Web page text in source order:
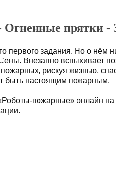
прятки -
первого задания. Но о нём
Внезапно вспыхивает
рискуя жизнью,
быть настоящим пожарным.
пожарные» онлайн